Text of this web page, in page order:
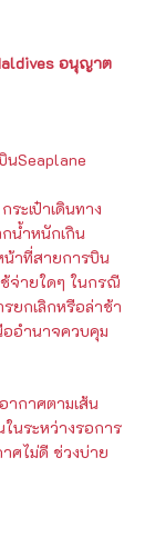
อนุญาต
นSeaplane
ะเป๋าเดินทาง
น้ำหนักเกิน
น้าที่สายการบิน
จ่ายใดๆ ในกรณี
ยกเลิกหรือล่าช้า
ออำนาจควบคุม
ากาศตามเส้น
นระหว่างรอการ
าศไม่ดี ช่วงบ่าย